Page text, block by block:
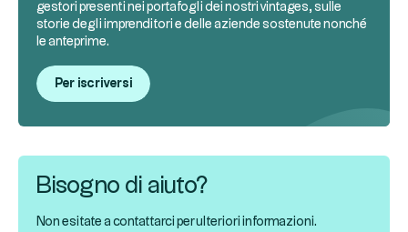
gestori presenti nei portafogli dei nostri vintages, sulle
storie degli imprenditori e delle aziende sostenute nonché
le anteprime.
Per iscriversi
Bisogno di aiuto?
Non esitate a contattarci per ulteriori informazioni.